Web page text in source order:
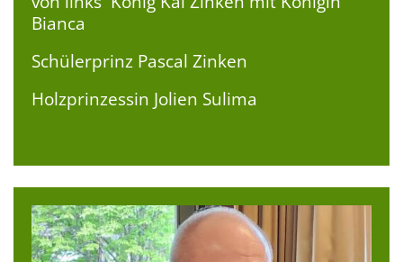
Bianca
Schülerprinz Pascal Zinken
Holzprinzessin Jolien Sulima